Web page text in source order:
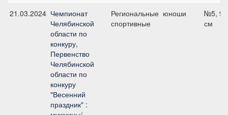
21.03.2024 Чемпионат
Челябинской
области по
конкуру,
Первенство
Челябинской
области по
конкуру
"Весенний
праздник" :
Региональные
спортивные
юноши
№5, 90
см